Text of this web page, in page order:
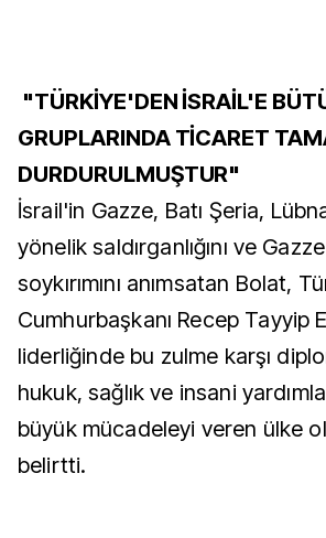
"TÜRKİYE'DEN İSRAİL'E
GRUPLARINDA TİCARET
DURDURULMUŞTUR"
İsrail'in Gazze, Batı Şeria,
yönelik saldırganlığını ve
soykırımını anımsatan Bolat,
Cumhurbaşkanı Recep Tayyip
liderliğinde bu zulme karşı
hukuk, sağlık ve insani
büyük mücadeleyi veren ülke
belirtti.